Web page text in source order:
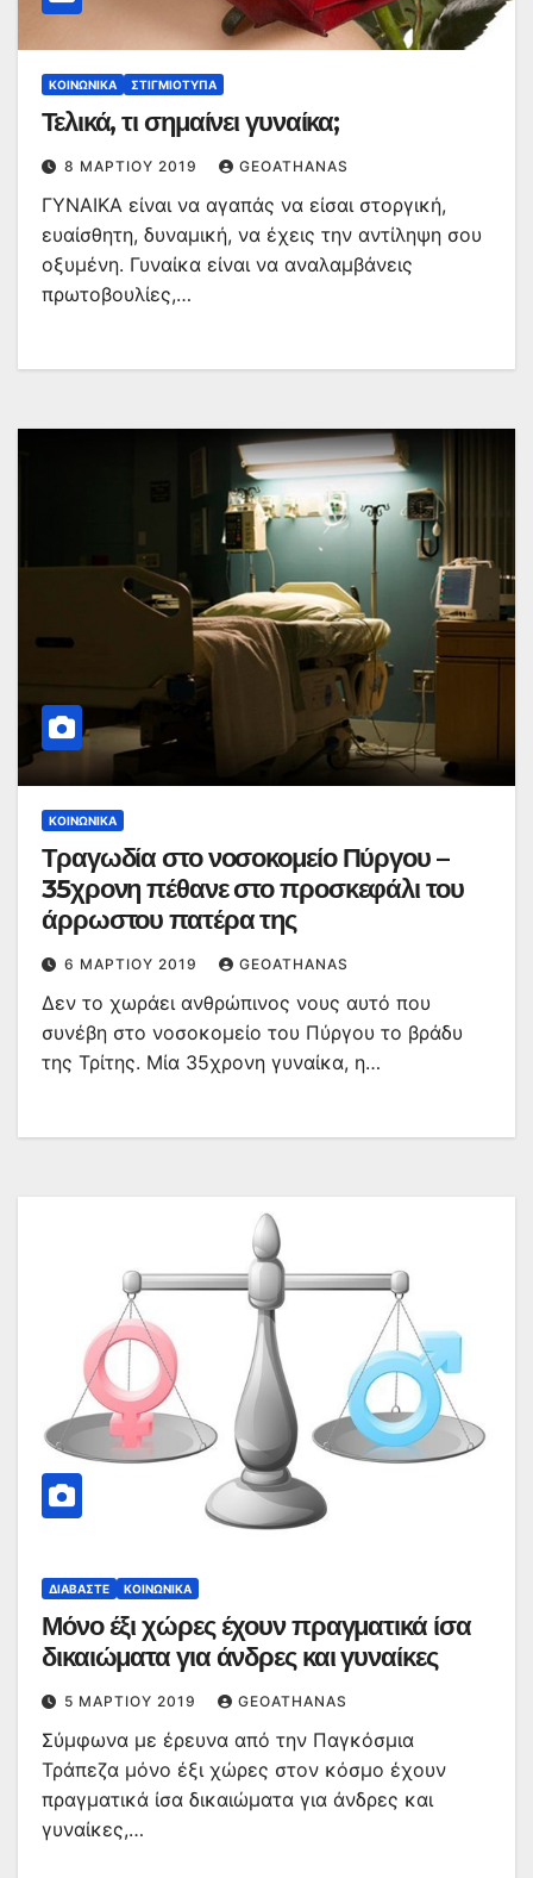
ΚΟΙΝΩΝΙΚΆ ΣΤΙΓΜΙΌΤΥΠΑ
Τελικά, τι σημαίνει γυναίκα;
8 ΜΑΡΤΊΟΥ 2019 GEOATHANAS
ΓΥΝΑΙΚΑ είναι να αγαπάς να είσαι στοργική,
ευαίσθητη, δυναμική, να έχεις την αντίληψη σου
οξυμένη. Γυναίκα είναι να αναλαμβάνεις
πρωτοβουλίες,…
ΚΟΙΝΩΝΙΚΆ
Τραγωδία στο νοσοκομείο Πύργου –
35χρονη πέθανε στο προσκεφάλι του
άρρωστου πατέρα της
6 ΜΑΡΤΊΟΥ 2019 GEOATHANAS
Δεν το χωράει ανθρώπινος νους αυτό που
συνέβη στο νοσοκομείο του Πύργου το βράδυ
της Τρίτης. Μία 35χρονη γυναίκα, η…
ΔΙΑΒΆΣΤΕ ΚΟΙΝΩΝΙΚΆ
Μόνο έξι χώρες έχουν πραγματικά ίσα
δικαιώματα για άνδρες και γυναίκες
5 ΜΑΡΤΊΟΥ 2019 GEOATHANAS
Σύμφωνα με έρευνα από την Παγκόσμια
Τράπεζα μόνο έξι χώρες στον κόσμο έχουν
πραγματικά ίσα δικαιώματα για άνδρες και
γυναίκες,…